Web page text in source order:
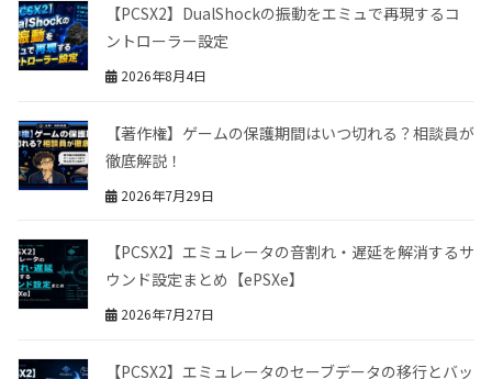
【PCSX2】DualShockの振動をエミュで再現するコ
ントローラー設定
2026年8月4日
【著作権】ゲームの保護期間はいつ切れる？相談員が
徹底解説！
2026年7月29日
【PCSX2】エミュレータの音割れ・遅延を解消するサ
ウンド設定まとめ【ePSXe】
2026年7月27日
【PCSX2】エミュレータのセーブデータの移行とバッ